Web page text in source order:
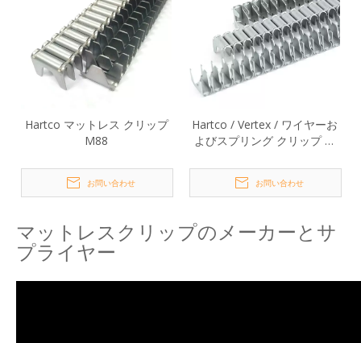
Hartco マットレス クリップ
M88
お問い合わせ
Hartco / Vertex / ワイヤーお
よびスプリング クリップ マ
お問い合わせ
マットレスクリップのメーカーとサ
プライヤー